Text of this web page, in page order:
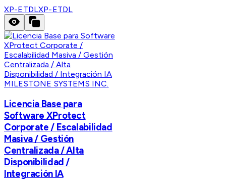
XP-ETDLXP-ETDL
MILESTONE SYSTEMS INC.
Licencia Base para
Software XProtect
Corporate / Escalabilidad
Masiva / Gestión
Centralizada / Alta
Disponibilidad /
Integración IA